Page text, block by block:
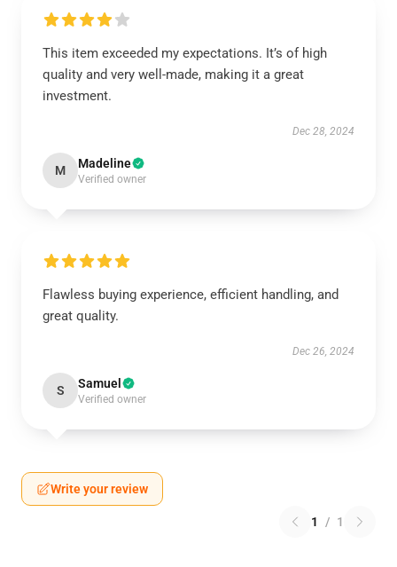
This item exceeded my expectations. It’s of high
quality and very well-made, making it a great
investment.
Dec 28, 2024
M Madeline
Verified owner
Flawless buying experience, efficient handling, and
great quality.
Dec 26, 2024
S Samuel
Verified owner
Write your review
1 / 1